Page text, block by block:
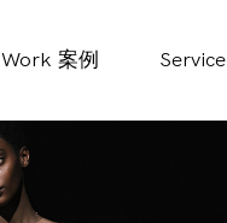
Work 案例 Service